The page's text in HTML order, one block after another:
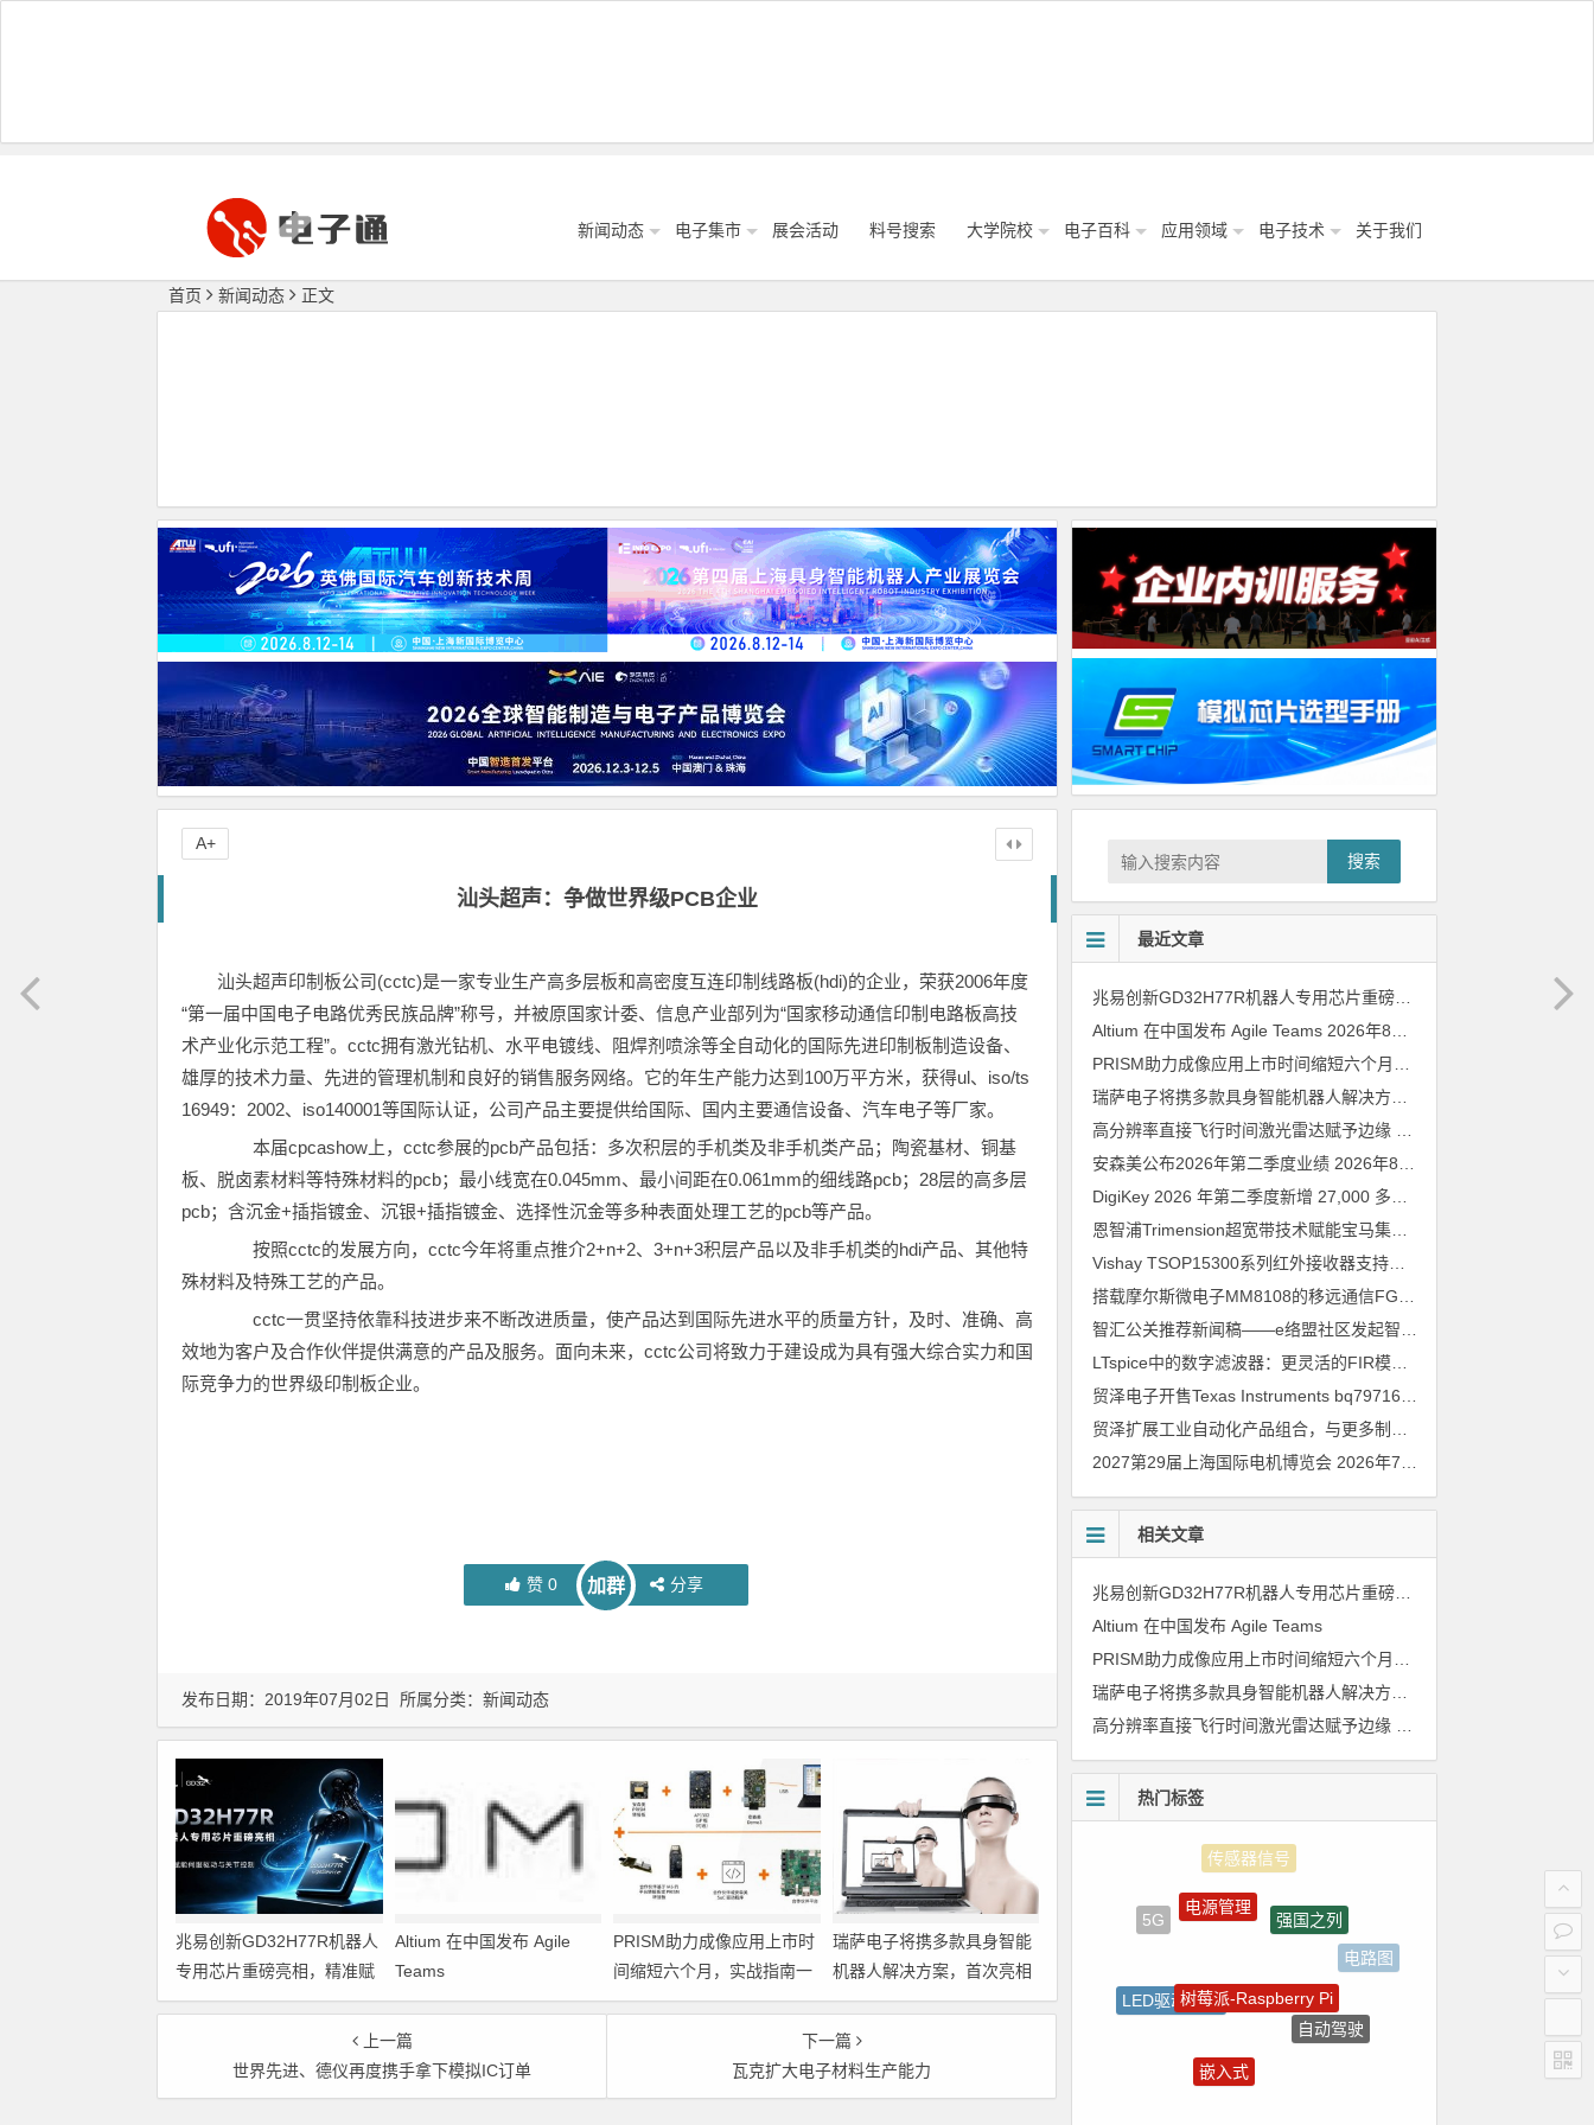
新闻动态 电子集市 展会活动 料号搜索 大学院校 电子百科 应用领域 电子技术 关于我们
首页 新闻动态 正文
汕头超声：争做世界级PCB企业
汕头超声印制板公司(cctc)是一家专业生产高多层板和高密度互连印制线路板(hdi)的企业，荣获2006年度
“第一届中国电子电路优秀民族品牌”称号，并被原国家计委、信息产业部列为“国家移动通信印制电路板高技
术产业化示范工程”。cctc拥有激光钻机、水平电镀线、阻焊剂喷涂等全自动化的国际先进印制板制造设备、
雄厚的技术力量、先进的管理机制和良好的销售服务网络。它的年生产能力达到100万平方米，获得ul、iso/ts
16949：2002、iso140001等国际认证，公司产品主要提供给国际、国内主要通信设备、汽车电子等厂家。
本届cpcashow上，cctc参展的pcb产品包括：多次积层的手机类及非手机类产品；陶瓷基材、铜基
板、脱卤素材料等特殊材料的pcb；最小线宽在0.045mm、最小间距在0.061mm的细线路pcb；28层的高多层
pcb；含沉金+插指镀金、沉银+插指镀金、选择性沉金等多种表面处理工艺的pcb等产品。
按照cctc的发展方向，cctc今年将重点推介2+n+2、3+n+3积层产品以及非手机类的hdi产品、其他特
殊材料及特殊工艺的产品。
cctc一贯坚持依靠科技进步来不断改进质量，使产品达到国际先进水平的质量方针，及时、准确、高
效地为客户及合作伙伴提供满意的产品及服务。面向未来，cctc公司将致力于建设成为具有强大综合实力和国
际竞争力的世界级印制板企业。
赞0 加群 分享
A+
发布日期：2019年07月02日 所属分类： 新闻动态
兆易创新GD32H77R机器人
专用芯片重磅亮相，精准赋
能伺服驱动与关节控制
Altium 在中国发布 Agile
Teams
PRISM助力成像应用上市时
间缩短六个月，实战指南一
文解读
瑞萨电子将携多款具身智能
机器人解决方案，首次亮相
2026中国具身智能机器人产
业大会
上一篇
世界先进、德仪再度携手拿下模拟IC订单
下一篇
瓦克扩大电子材料生产能力
搜索
最近文章
兆易创新GD32H77R机器人专用芯片重磅亮相，精准赋能伺服驱动与关节控制
Altium 在中国发布 Agile Teams 2026年8月6日
安森美公布2026年第二季度业绩 2026年8月6日
恩智浦Trimension超宽带技术赋能宝马集团Digital Key Plus及生命体存在检测功能
Vishay TSOP15300系列红外接收器支持所有主流遥控代码
LTspice中的数字滤波器：更灵活的FIR模型
2027第29届上海国际电机博览会 2026年7月30日
相关文章
兆易创新GD32H77R机器人专用芯片重磅亮相，精准赋能伺服驱动与关节控制
Altium 在中国发布 Agile Teams
热门标签
5G
电源管理
强国之列
电路图
LED驱动方案
自动驾驶
Atmel
嵌入式